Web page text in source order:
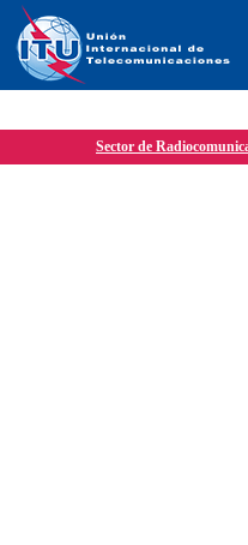
Sector de